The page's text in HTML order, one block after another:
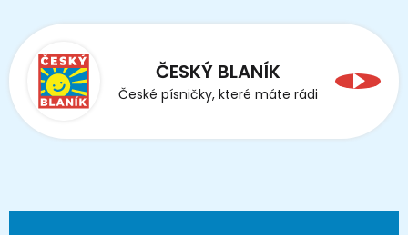
ČESKÝ BLANÍK
České písničky, které máte rádi